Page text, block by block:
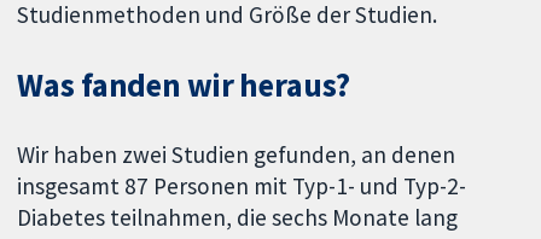
Studienmethoden und Größe der Studien.
Was fanden wir heraus?
Wir haben zwei Studien gefunden, an denen
insgesamt 87 Personen mit Typ-1- und Typ-2-
Diabetes teilnahmen, die sechs Monate lang